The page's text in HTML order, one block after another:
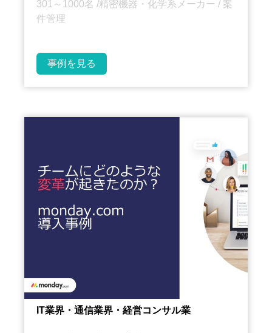
301～1000名 /精密機器・化学系メーカー / 案
件管理
事例を見る
IT業界・通信業界・経営コンサル業